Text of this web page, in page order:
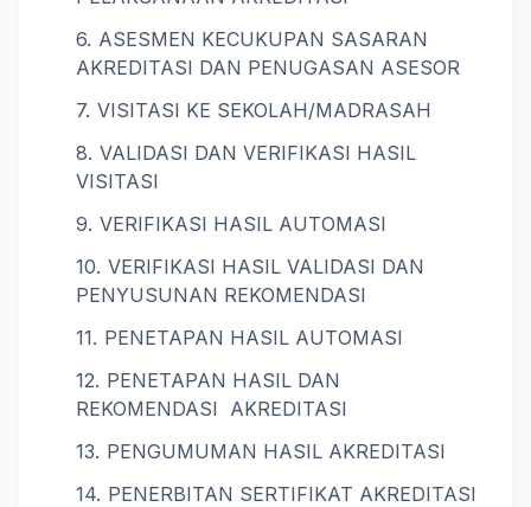
ASESMEN KECUKUPAN SASARAN
AKREDITASI DAN PENUGASAN ASESOR
VISITASI KE SEKOLAH/MADRASAH
VALIDASI DAN VERIFIKASI HASIL
VISITASI
VERIFIKASI HASIL AUTOMASI
VERIFIKASI HASIL VALIDASI DAN
PENYUSUNAN REKOMENDASI
PENETAPAN HASIL AUTOMASI
PENETAPAN HASIL DAN
REKOMENDASI AKREDITASI
PENGUMUMAN HASIL AKREDITASI
PENERBITAN SERTIFIKAT AKREDITASI